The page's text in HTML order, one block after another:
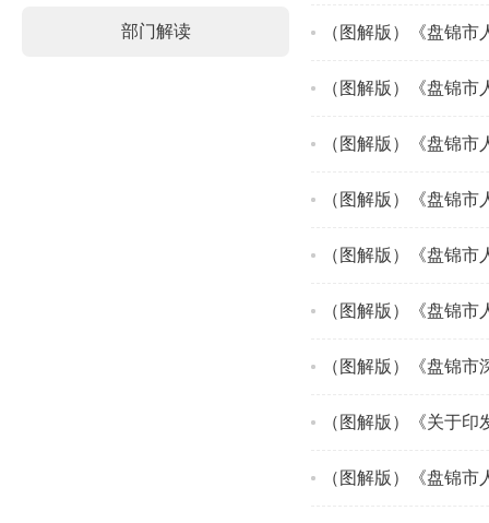
部门解读
（图解版）《盘锦
（图解版）《盘锦
（图解版）《盘锦
（图解版）《盘锦
（图解版）《盘锦
（图解版）《关于
（图解版）《盘锦